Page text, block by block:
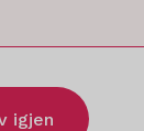
igjen